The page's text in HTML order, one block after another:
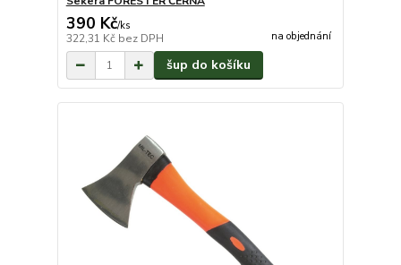
390 Kč/ks
322,31 Kč bez DPH na objednání
šup do košíku